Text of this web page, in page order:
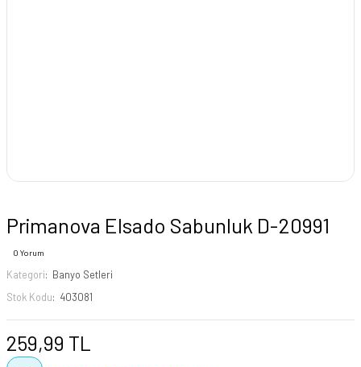
Primanova Elsado Sabunluk D-20991
0 Yorum
Kategori
Banyo Setleri
Stok Kodu
403081
259,99 TL